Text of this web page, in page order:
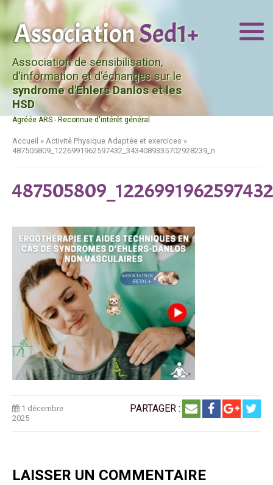
Association de sensibilisation,
d'information et d'échanges sur le
syndrome d'Ehlers Danlos et les
HSD
Agréée ARS - Reconnue d'intérêt général
Accueil » Activité Physique Adaptée et exercices »
487505809_1226991962597432_3434089335702928239_n
1 décembre
2025
PARTAGER :
LAISSER UN COMMENTAIRE